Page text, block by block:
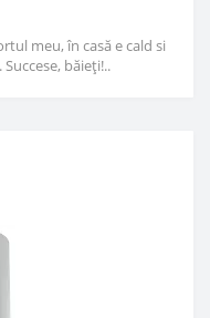
meu, în casă e cald si
băieți!..